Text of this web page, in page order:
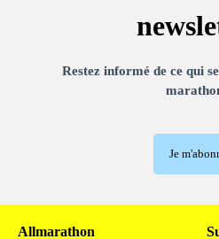
Restez informé de ce qui
Je
Allmarathon